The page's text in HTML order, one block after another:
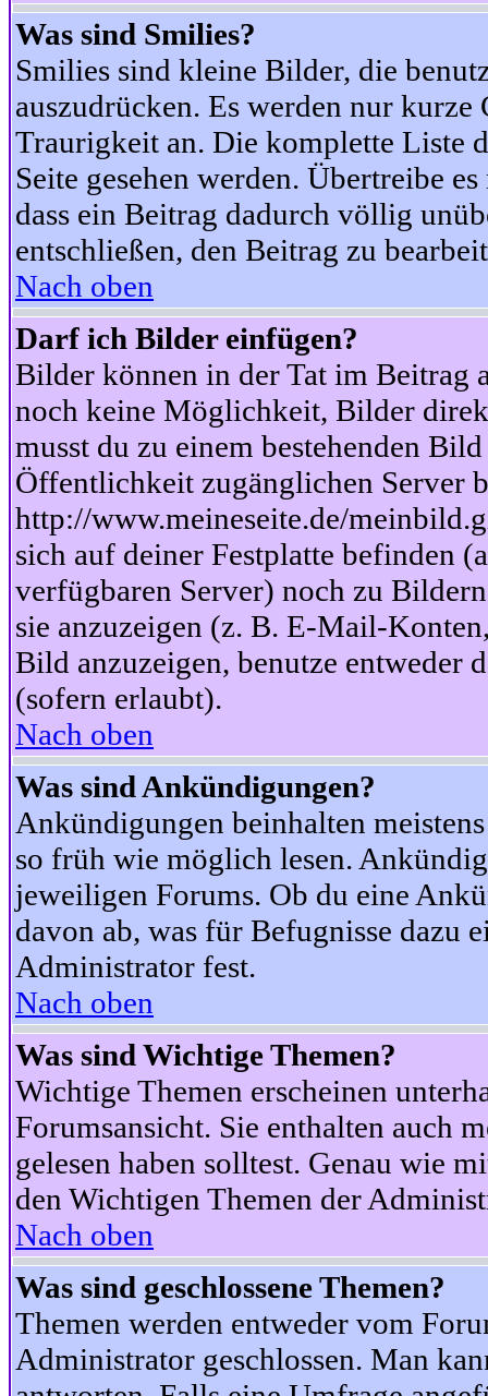
Was sind Smilies?
Smilies sind kleine Bilder, die
auszudrücken. Es werden nur
Traurigkeit an. Die komplette Liste
Seite gesehen werden. Übertreibe
dass ein Beitrag dadurch völlig
entschließen, den Beitrag zu
Nach oben
Darf ich Bilder einfügen?
Bilder können in der Tat im Beitrag
noch keine Möglichkeit, Bilder
musst du zu einem bestehenden
Öffentlichkeit zugänglichen Server
http://www.meineseite.de/
sich auf deiner Festplatte befinden
verfügbaren Server) noch zu
sie anzuzeigen (z. B. E-Mail-
Bild anzuzeigen, benutze
(sofern erlaubt).
Nach oben
Was sind Ankündigungen?
Ankündigungen beinhalten
so früh wie möglich lesen.
jeweiligen Forums. Ob du eine
davon ab, was für Befugnisse dazu
Administrator fest.
Nach oben
Was sind Wichtige Themen?
Wichtige Themen erscheinen
Forumsansicht. Sie enthalten auch
gelesen haben solltest. Genau wie
den Wichtigen Themen der
Nach oben
Was sind geschlossene Themen?
Themen werden entweder vom
Administrator geschlossen. Man